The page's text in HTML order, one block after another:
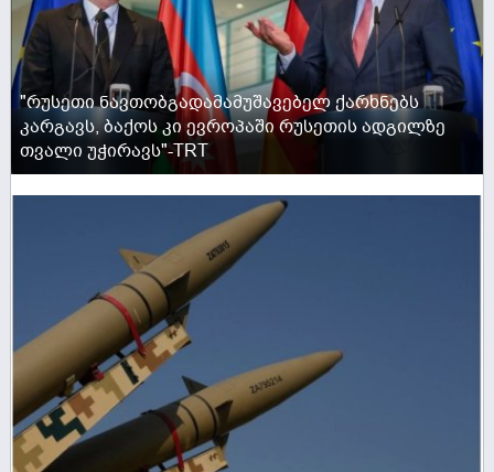
"რუსეთი ნავთობგადამამუშავებელ ქარხნებს
კარგავს, ბაქოს კი ევროპაში რუსეთის ადგილზე
თვალი უჭირავს"-TRT